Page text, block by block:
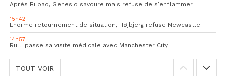
Après Bilbao, Genesio savoure mais refuse de s’enflammer
15h42
Énorme retournement de situation, Højbjerg refuse Newcastle
14h57
Rulli passe sa visite médicale avec Manchester City
TOUT VOIR